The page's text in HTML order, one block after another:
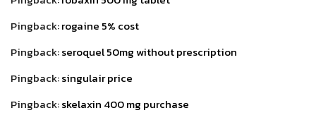
Pingback:rogaine 5% cost
Pingback:seroquel 50mg without prescription
Pingback:singulair price
Pingback:skelaxin 400 mg purchase